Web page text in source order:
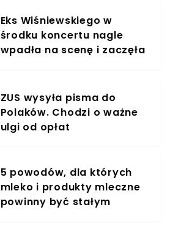
Eks Wiśniewskiego w
środku koncertu nagle
wpadła na scenę i zaczęła
ZUS wysyła pisma do
Polaków. Chodzi o ważne
ulgi od opłat
5 powodów, dla których
mleko i produkty mleczne
powinny być stałym